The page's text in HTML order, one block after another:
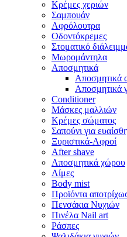
Κρέμες χεριών
Σαμπουάν
Αφρόλουτρα
Οδοντόκρεμες
Στοματικό
Μωρομάντηλα
Αποσμητικά
Αποσμητικά
Αποσμητικά
Conditioner
Μάσκες μαλλιών
Κρέμες σώματος
Σαπούνι για
Ξυριστικά-Αφροί
After shave
Αποσμητικά χώρου
Λίμες
Body mist
Προϊόντα
Πενσάκια Νυχιών
Πινέλα Nail art
Ράσπες